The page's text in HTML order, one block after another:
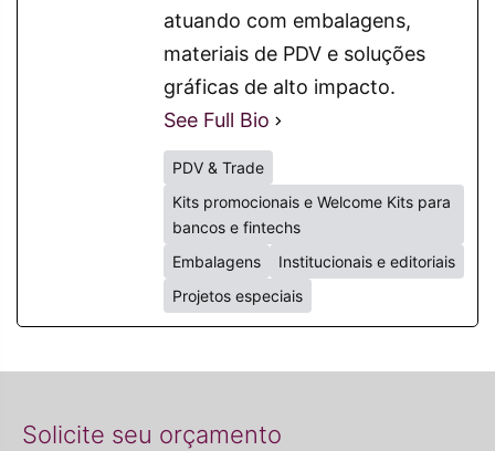
atuando com embalagens,
materiais de PDV e soluções
gráficas de alto impacto.
See Full Bio
PDV & Trade
Kits promocionais e Welcome Kits para
bancos e fintechs
Embalagens
Institucionais e editoriais
Projetos especiais
Solicite seu orçamento